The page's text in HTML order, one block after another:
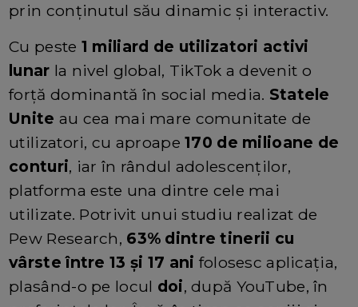
prin conținutul său dinamic și interactiv.
Cu peste 1 miliard de utilizatori activi
lunar la nivel global, TikTok a devenit o
forță dominantă în social media. Statele
Unite au cea mai mare comunitate de
utilizatori, cu aproape170 de milioane de
conturi, iar în rândul adolescenților,
platforma este una dintre cele mai
utilizate. Potrivit unui studiu realizat de
Pew Research, 63% dintre tinerii cu
vârste între 13 și 17 ani folosesc aplicația,
plasând-o pe locul doi, după YouTube, în